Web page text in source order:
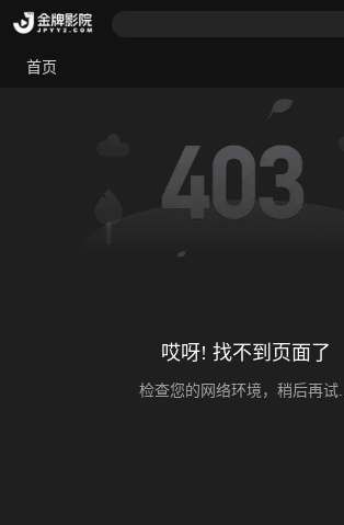
首页
哎呀! 找不到页面了
检查您的网络环境，稍后再试...